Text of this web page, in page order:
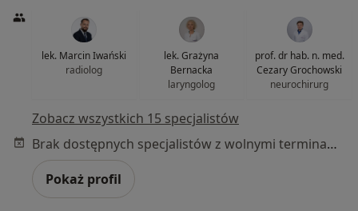
lek. Marcin Iwański
radiolog
lek. Grażyna
Bernacka
laryngolog
prof. dr hab. n. med.
Cezary Grochowski
neurochirurg
Zobacz wszystkich 15 specjalistów
Brak dostępnych specjalistów z wolnymi terminami w tym centrum medycznym.
Pokaż profil